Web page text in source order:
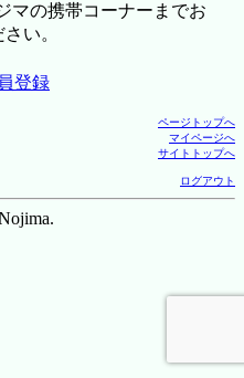
マの携帯コーナーまでお
い。
登録
ページトップへ
マイページへ
サイトトップへ
ログアウト